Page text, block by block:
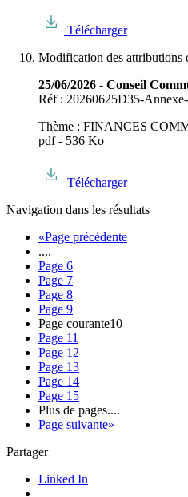
Télécharger
Modification des attributions
25/06/2026 - Conseil
Réf : 20260625D35-
Thème : FINANCES
pdf - 536 Ko
Télécharger
Navigation dans les résultats
«Page précédente
....
Page 6
Page 7
Page 8
Page 9
Page courante10
Page 11
Page 12
Page 13
Page 14
Page 15
Plus de pages....
Page suivante»
Partager
Linked In